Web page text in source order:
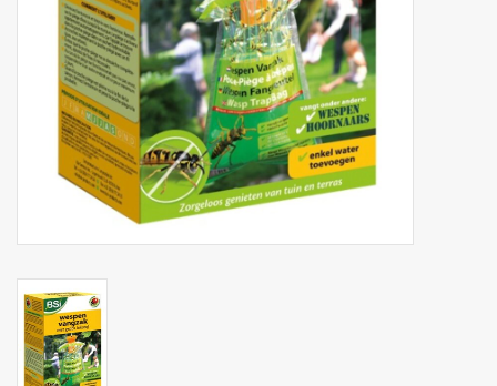
Kassarollen
Cleaning-producten
Relatiegeschenken
Koffiemachines
Verpakking
Kantoorbenodigdheden